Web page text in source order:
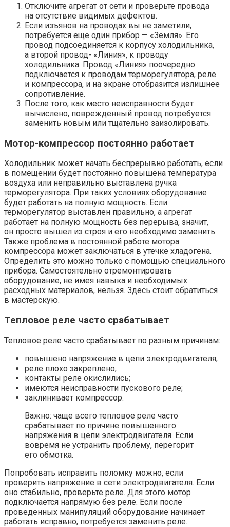
Отключите агрегат от сети и проверьте провода
на отсутствие видимых дефектов.
Если изъянов на проводах вы не заметили,
потребуется еще один прибор — «Земля». Его
провод подсоединяется к корпусу холодильника,
а второй провод- «Линия», к проводу
холодильника. Провод «Линия» поочередно
подключается к проводам терморегулятора, реле
и компрессора, и на экране отобразится излишнее
сопротивление.
После того, как место неисправности будет
вычислено, поврежденный провод потребуется
заменить новым или тщательно заизолировать.
Мотор-компрессор постоянно работает
Холодильник может начать беспрерывно работать, если
в помещении будет постоянно повышена температура
воздуха или неправильно выставлена ручка
терморегулятора. При таких условиях оборудование
будет работать на полную мощность. Если
терморегулятор выставлен правильно, а агрегат
работает на полную мощность без перерыва, значит,
он просто вышел из строя и его необходимо заменить.
Также проблема в постоянной работе мотора
компрессора может заключаться в утечке хладогена.
Определить это можно только с помощью специального
прибора. Самостоятельно отремонтировать
оборудование, не имея навыка и необходимых
расходных материалов, нельзя. Здесь стоит обратиться
в мастерскую.
Тепловое реле часто срабатывает
Тепловое реле часто срабатывает по разным причинам:
повышено напряжение в цепи электродвигателя;
реле плохо закреплено;
контакты реле окислились;
имеются неисправности пускового реле;
заклинивает компрессор.
Важно: чаще всего тепловое реле часто
срабатывает по причине повышенного
напряжения в цепи электродвигателя. Если
вовремя не устранить проблему, перегорит
его обмотка.
Попробовать исправить поломку можно, если
проверить напряжение в сети электродвигателя. Если
оно стабильно, проверьте реле. Для этого мотор
подключается напрямую без реле. Если после
проведенных манипуляций оборудование начинает
работать исправно, потребуется заменить реле.